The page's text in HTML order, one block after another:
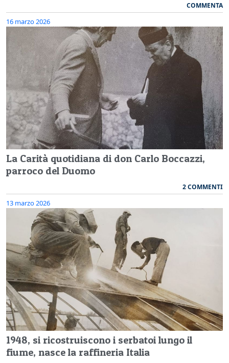
COMMENTA
16 marzo 2026
La Carità quotidiana di don Carlo Boccazzi,
parroco del Duomo
2 COMMENTI
13 marzo 2026
1948, si ricostruiscono i serbatoi lungo il
fiume, nasce la raffineria Italia